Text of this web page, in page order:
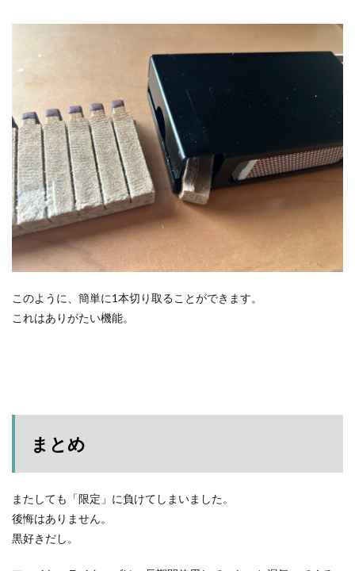
このように、簡単に1本切り取ることができます。
これはありがたい機能。
まとめ
またしても「限定」に負けてしまいました。
後悔はありません。
黒好きだし。